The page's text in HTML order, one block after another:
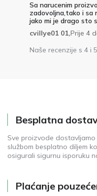
Sa narucenim
zadovoljna,tako i sa
jako mi je drago sto
cvillye01 01,Prije 4
Naše recenzije s 4 i
Besplatna
Sve proizvode
službom besplatno diljem
osigurali sigurnu isporuku
Plaćanje